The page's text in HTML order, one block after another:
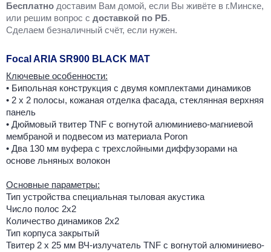
Бесплатно доставим Вам домой, если Вы живёте в г.Минске,
или решим вопрос с доставкой по РБ.
Cделаем безналичный счёт, если нужен.
Focal ARIA SR900 BLACK MAT
Ключевые особенности:
• Бипольная конструкция с двумя комплектами динамиков
• 2 х 2 полосы, кожаная отделка фасада, стеклянная верхняя
панель
• Дюймовый твитер TNF с вогнутой алюминиево-магниевой
мембраной и подвесом из материала Poron
• Два 130 мм вуфера с трехслойными диффузорами на
основе льняных волокон
Основные параметры:
Тип устройства специальная тыловая акустика
Число полос 2х2
Количество динамиков 2х2
Тип корпуса закрытый
Твитер 2 х 25 мм ВЧ-излучатель TNF с вогнутой алюминиево-